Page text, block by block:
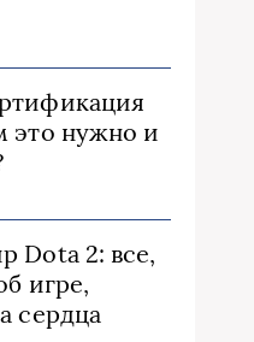
это нужно и
Dota 2: все,
игре,
сердца